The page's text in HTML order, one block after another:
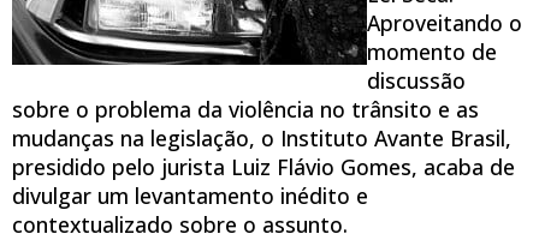
Aproveitando o
momento de
discussão
sobre o problema da violência no trânsito e as
mudanças na legislação, o Instituto Avante Brasil,
presidido pelo jurista Luiz Flávio Gomes, acaba de
divulgar um levantamento inédito e
contextualizado sobre o assunto.